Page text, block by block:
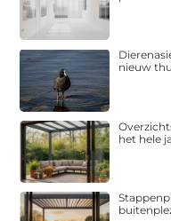
nieuw
het hele